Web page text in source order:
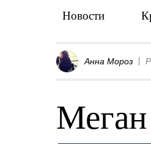
Новости
Анна Мороз